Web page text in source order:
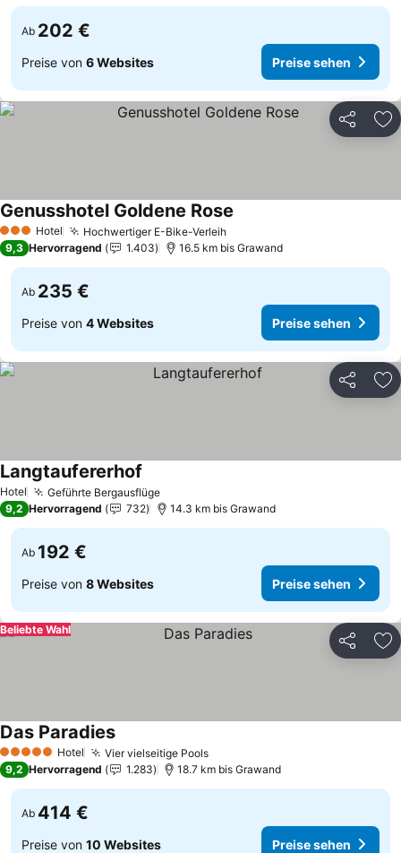
Ab 202 €
Preise von 6 Websites Preise sehen
Teilen
3 SterneHotel Hochwertiger E-Bike-Verleih
Genusshotel Goldene Rose
9,3 Hervorragend 1.403 16.5 km bis Grawand
Ab 235 €
Preise von 4 Websites Preise sehen
Teilen
Hotel Geführte Bergausflüge
Langtaufererhof
9,2 Hervorragend 732 14.3 km bis Grawand
Ab 192 €
Preise von 8 Websites Preise sehen
Teilen
Beliebte Wahl
5 Sterne Hotel Vier vielseitige Pools
Das Paradies
9,2 Hervorragend 1.283 18.7 km bis Grawand
Ab 414 €
Preise von 10 Websites Preise sehen